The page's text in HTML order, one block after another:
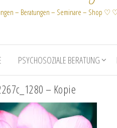
– Beratungen – Seminare – Shop ♡
PSYCHOSOZIALE BERATUNG
– Kopie